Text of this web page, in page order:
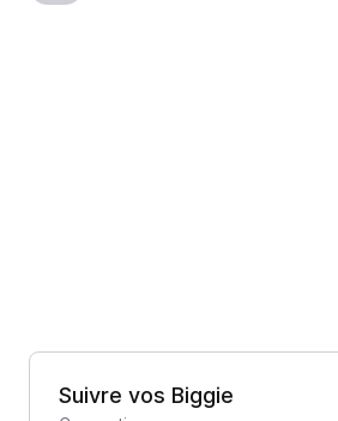
Suivre vos Biggie